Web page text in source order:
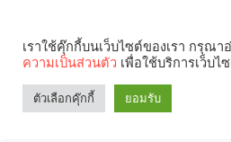
เราใช้คุ๊กกี้บนเว็บไซต์ของเรา กรุณ
ความเป็นส่วนตัว เพื่อใช้บริการเว็บไ
ตัวเลือกคุ๊กกี้ ยอมรับ